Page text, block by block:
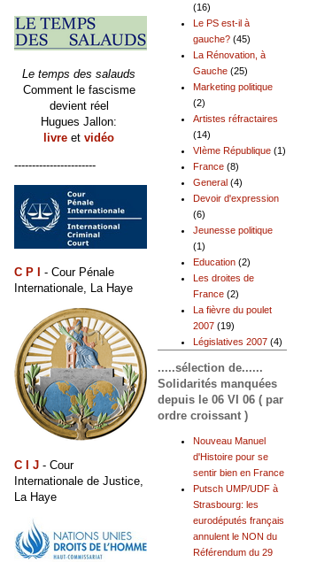
(16)
Le PS est-il à
gauche? (45)
La Rénovation, à
Gauche (25)
Marketing politique
(2)
Artistes réfractaires
(14)
VIème République (1)
France (8)
General (4)
Devoir d'expression
(6)
Jeunesse politique
(1)
Education (2)
Les droites de
France (2)
La fièvre du poulet
2007 (19)
Législatives 2007 (4)
.....sélection de......
Solidarités manquées
depuis le 06 VI 06 ( par
ordre croissant )
Nouveau Manuel
d'Histoire pour se
sentir bien en France
Putsch UMP/UDF à
Strasbourg: les
eurodéputés français
annulent le NON du
Référendum du 29
Le temps des salauds
Comment le fascisme
devient réel
Hugues Jallon:
livre et vidéo
-----------------------
C P I
- Cour Pénale
Internationale, La Haye
C I J - Cour
Internationale de Justice,
La Haye